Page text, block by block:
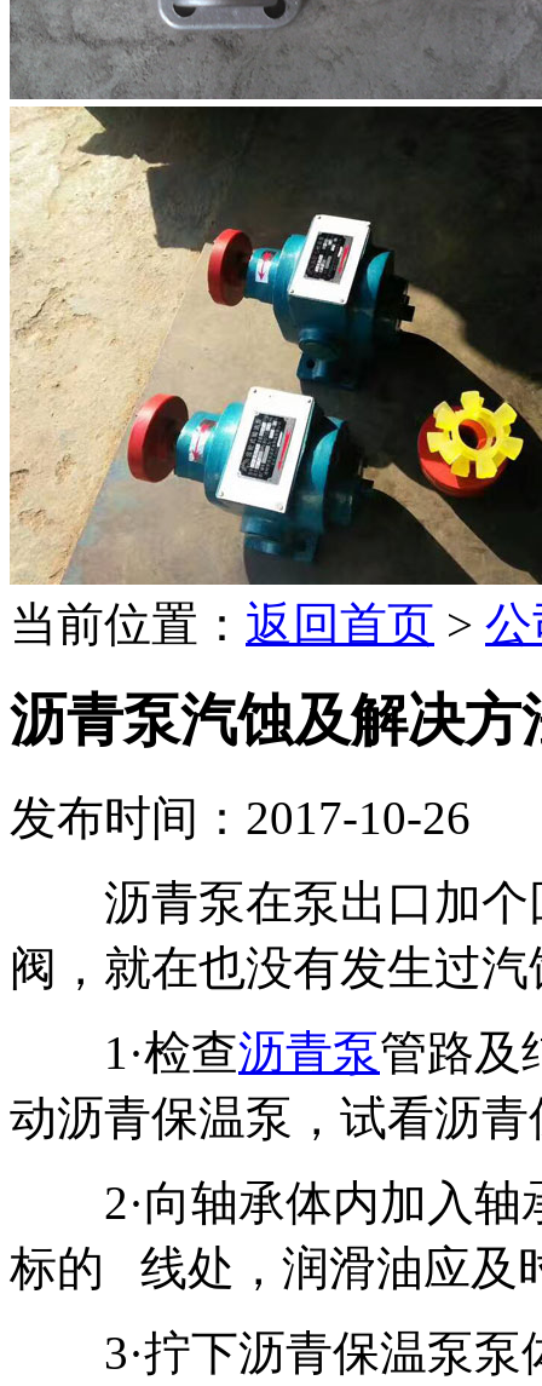
当前位置： 返回首页 >
沥青泵汽蚀及解决方
发布时间：2017-10-26
沥青泵在泵出口加个
阀，就在也没有发生过汽
1·检查沥青泵管路及
动沥青保温泵，试看沥
2·向轴承体内加入轴
标的 线处，润滑油应及
3·拧下沥青保温泵泵